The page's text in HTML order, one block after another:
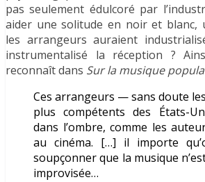
pas seulement édulcoré par
aider une solitude en noir et blanc,
les arrangeurs auraient
instrumentalisé la réception ?
reconnaît dans Sur la musique
Ces arrangeurs — sans doute
plus compétents des États-
dans l’ombre, comme les
au cinéma. […] il importe
soupçonner que la musique
improvisée…